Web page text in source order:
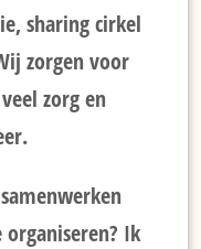
sharing cirkel
zorgen voor
zorg en
Ik